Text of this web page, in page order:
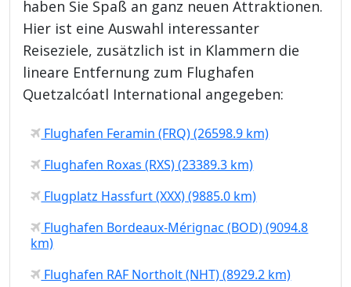
haben Sie Spaß an ganz neuen Attraktionen.
Hier ist eine Auswahl interessanter
Reiseziele, zusätzlich ist in Klammern die
lineare Entfernung zum Flughafen
Quetzalcóatl International angegeben:
Flughafen Feramin (FRQ) (26598.9 km)
Flughafen Roxas (RXS) (23389.3 km)
Flugplatz Hassfurt (XXX) (9885.0 km)
Flughafen Bordeaux-Mérignac (BOD) (9094.8
km)
Flughafen RAF Northolt (NHT) (8929.2 km)